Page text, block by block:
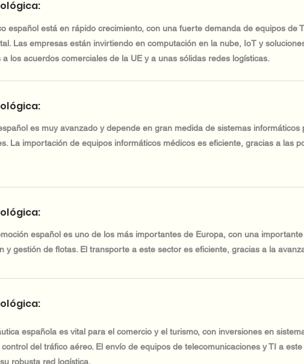
español está en rápido crecimiento, con una fuerte demanda de equipos de
Las empresas están invirtiendo en computación en la nube, IoT y
los acuerdos comerciales de la UE y a unas sólidas redes logísticas.
es muy avanzado y depende en gran medida de sistemas
La importación de equipos informáticos médicos es eficiente, gracias a las
español es uno de los más importantes de Europa, con una
y gestión de flotas. El transporte a este sector es eficiente, gracias a la
española es vital para el comercio y el turismo, con inversiones en
del tráfico aéreo. El envío de equipos de telecomunicaciones y TI a
robusta red logística.